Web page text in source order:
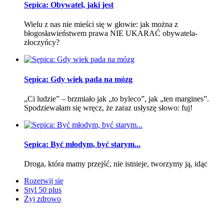
Sępica: Obywatel, jaki jest
Wielu z nas nie mieści się w głowie: jak można z
błogosławieństwem prawa NIE UKARAĆ obywatela-
złoczyńcy?
Sępica: Gdy wiek pada na mózg
„Ci ludzie” – brzmiało jak „to byleco”, jak „ten margines”.
Spodziewałam się wręcz, że zaraz usłyszę słowo: fuj!
Sępica: Być młodym, być starym...
Droga, która mamy przejść, nie istnieje, tworzymy ją, idąc
Rozerwij się
Styl 50 plus
Żyj zdrowo